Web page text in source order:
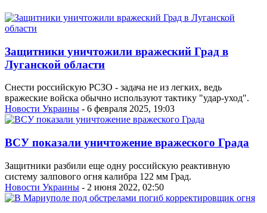
Защитники уничтожили вражеский Град в
Луганской области
Снести российскую РСЗО - задача не из легких, ведь
вражеские войска обычно используют тактику "удар-уход".
Новости Украины - 6 февраля 2025, 19:03
ВСУ показали уничтожение вражеского Града
Защитники разбили еще одну российскую реактивную
систему залпового огня калибра 122 мм Град.
Новости Украины - 2 июня 2022, 02:50